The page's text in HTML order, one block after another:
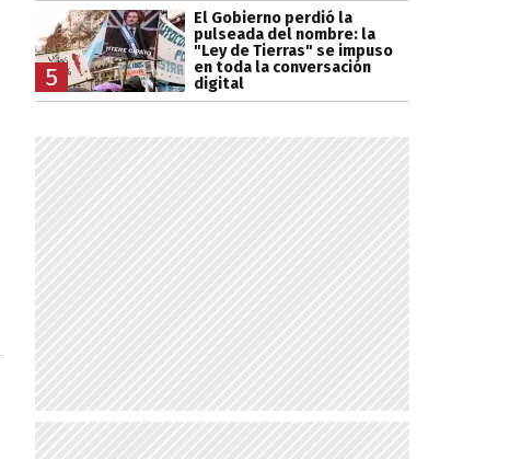
5
El Gobierno perdió la
pulseada del nombre: la
"Ley de Tierras" se impuso
en toda la conversación
digital